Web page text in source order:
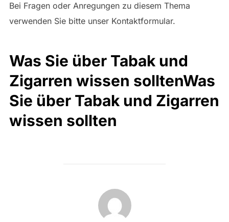
Bei Fragen oder Anregungen zu diesem Thema
verwenden Sie bitte unser Kontaktformular.
Was Sie über Tabak und
Zigarren wissen solltenWas
Sie über Tabak und Zigarren
wissen sollten
POST AUTHOR